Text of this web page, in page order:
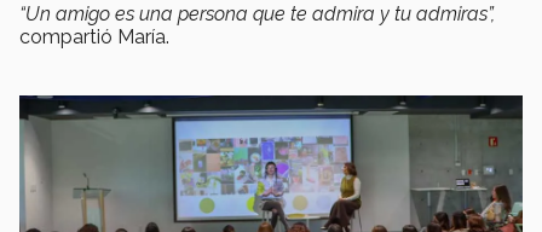
“Un amigo es una persona que te admira y tu admiras”,
compartió María.